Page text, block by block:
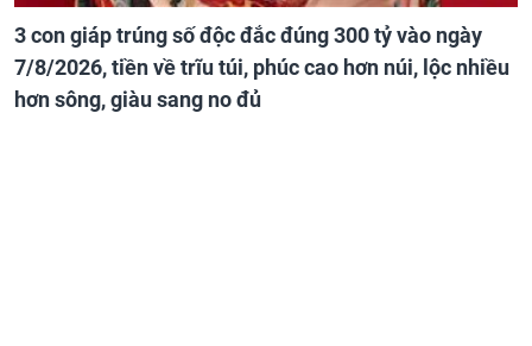
3 con giáp trúng số độc đắc đúng 300 tỷ vào ngày
7/8/2026, tiền về trĩu túi, phúc cao hơn núi, lộc nhiều
hơn sông, giàu sang no đủ